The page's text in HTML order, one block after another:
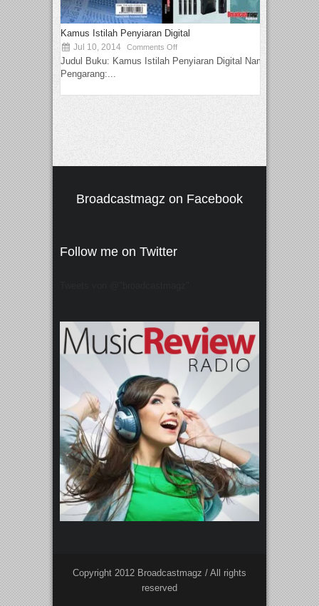
Kamus Istilah Penyiaran Digital
Jul 10, 2014 Comments Off
Judul Buku: Kamus Istilah Penyiaran Digital Nama
Pengarang:...
Broadcastmagz on Facebook
Follow me on Twitter
Copyright 2012 Broadcastmagz / All rights
reserved